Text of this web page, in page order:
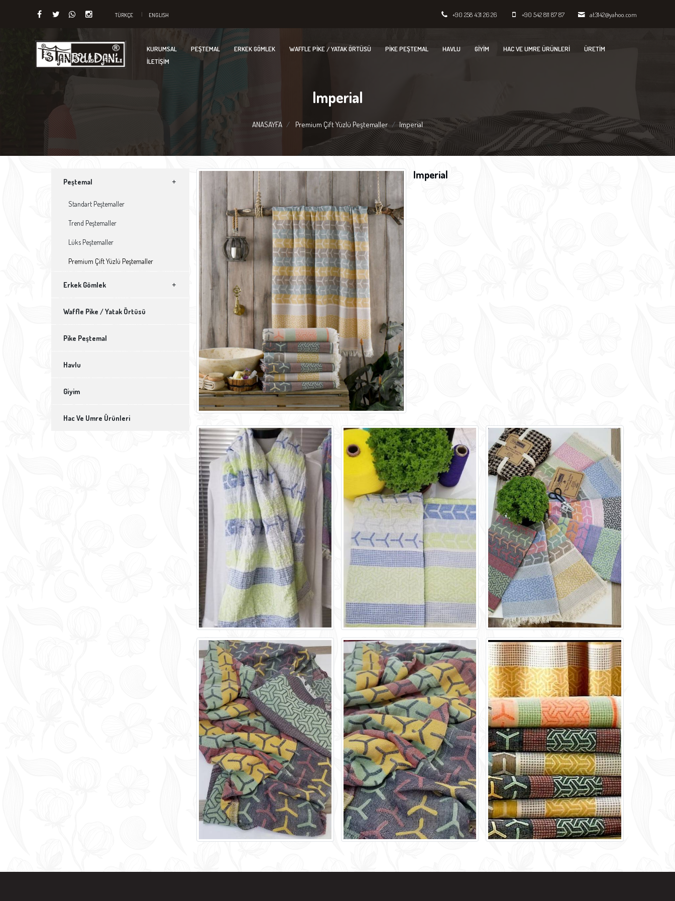
TÜRKÇE ENGLISH +90 258 431 26 26 +90 542 811 87 87 at3142@yahoo.com
KURUMSAL PEŞTEMAL ERKEK GÖMLEK WAFFLE PIKE / YATAK ÖRTÜSÜ PIKE PEŞTEMAL HAVLU GIYIM HAC VE UMRE ÜRÜNLERI
ÜRETİM
İLETİŞİM
Imperial
ANASAYFA Premium Çift Yüzlü Peştemaller Imperial
Peştemal
Standart Peştemaller
Trend Peştemaller
Lüks Peştemaller
Premium Çift Yüzlü Peştemaller
Erkek Gömlek
Waffle Pike / Yatak Örtüsü
Pike Peştemal
Havlu
Giyim
Hac Ve Umre Ürünleri
Imperial